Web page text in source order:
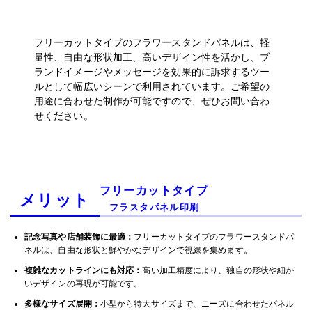
フリーカットタイプのフラワースタンドパネルは、軽
量性、自由な形状加工、高いデザイン性を活かし、ブ
ランドイメージやメッセージを効果的に訴求するツー
ルとして幅広いシーンで利用されています。ご希望の
用途に合わせた制作が可能ですので、ぜひお問い合わ
せください。
メリット フリーカットタイプ
フラスタパネル印刷
記念写真や店舗装飾に最適： フリーカットタイプのフラワースタンドパ
ネルは、自由な形状と鮮やかなデザインで視線を集めます。
複雑なカットラインにも対応：高い加工精度により、独自の形状や細か
いデザインの再現が可能です。
多様なサイズ展開： 小型から特大サイズまで、ニーズに合わせたパネル